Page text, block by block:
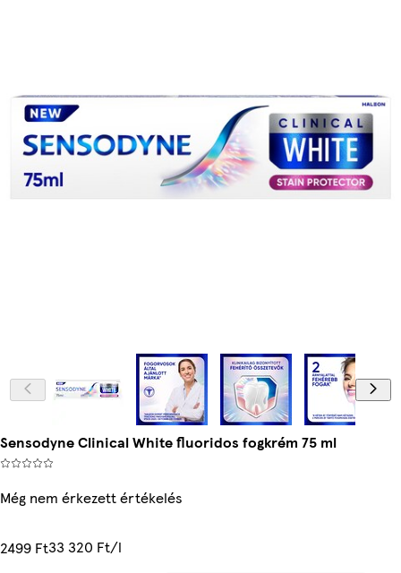
Sensodyne Clinical White fluoridos fogkrém 75 ml
Még nem érkezett értékelés
2499 Ft33 320 Ft/l